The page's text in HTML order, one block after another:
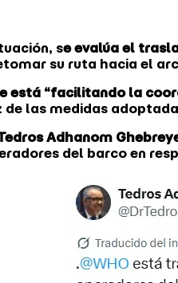
se evalúa el
su ruta hacia el
está “facilitando la
de las medidas
Adhanom
del barco en